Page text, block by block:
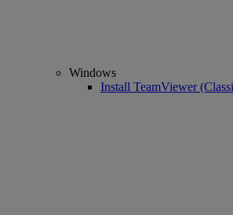
Windows
Install TeamViewer